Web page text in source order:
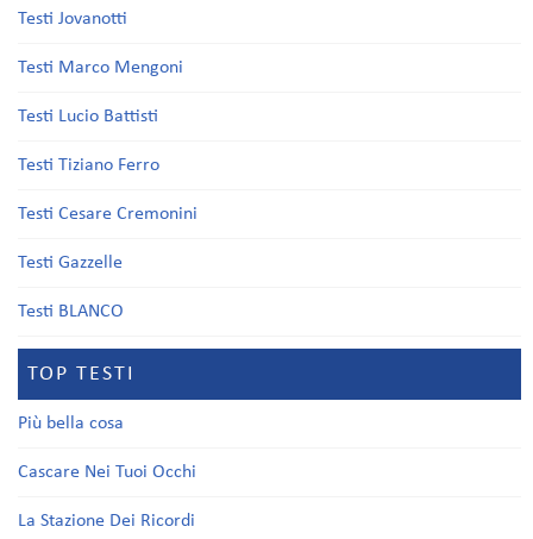
Testi Jovanotti
Testi Marco Mengoni
Testi Lucio Battisti
Testi Tiziano Ferro
Testi Cesare Cremonini
Testi Gazzelle
Testi BLANCO
TOP TESTI
Più bella cosa
Cascare Nei Tuoi Occhi
La Stazione Dei Ricordi